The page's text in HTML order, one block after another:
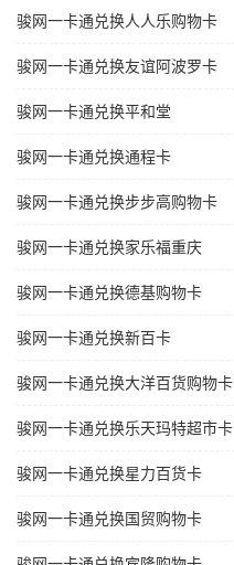
骏网一卡通兑换人人乐购物卡
骏网一卡通兑换友谊阿波罗卡
骏网一卡通兑换平和堂
骏网一卡通兑换通程卡
骏网一卡通兑换步步高购物卡
骏网一卡通兑换家乐福重庆
骏网一卡通兑换德基购物卡
骏网一卡通兑换新百卡
骏网一卡通兑换大洋百货购物卡
骏网一卡通兑换乐天玛特超市卡
骏网一卡通兑换星力百货卡
骏网一卡通兑换国贸购物卡